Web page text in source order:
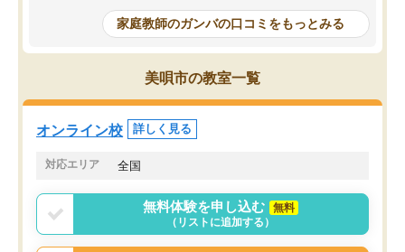
めて1年ほどだった今では平均点以上の
科目が増えてきました！あと1年受験ま
であるので無料の週末教室を使用しな
がら頑張って欲しいと思います！
問できるのでとても助か
家庭教師のガンバの口コミをもっとみる
美唄市の教室一覧
オンライン校 詳しく見る
対応エリア 全国
無料体験を申し込む
無料
（リストに追加する）